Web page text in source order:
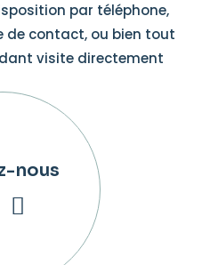
par téléphone,
de contact, ou bien tout
visite directement
nous